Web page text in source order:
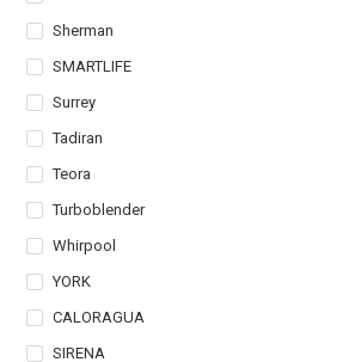
Sherman
SMARTLIFE
Surrey
Tadiran
Teora
Turboblender
Whirpool
YORK
CALORAGUA
SIRENA